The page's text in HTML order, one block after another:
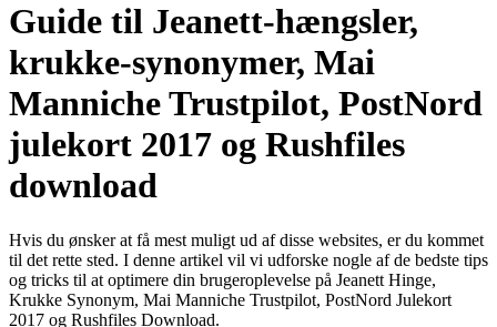
Guide til Jeanett-hængsler,
krukke-synonymer, Mai
Manniche Trustpilot, PostNord
julekort 2017 og Rushfiles
download
Hvis du ønsker at få mest muligt ud af disse websites, er du kommet
til det rette sted. I denne artikel vil vi udforske nogle af de bedste tips
og tricks til at optimere din brugeroplevelse på Jeanett Hinge,
Krukke Synonym, Mai Manniche Trustpilot, PostNord Julekort
2017 og Rushfiles Download.